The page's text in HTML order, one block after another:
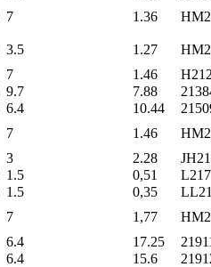
7 1.36
3.5 1.27
7 1.46
9.7 7.88
6.4 10.44
7 1.46
3 2.28
1.5 0,51
1.5 0,35
7 1,77
6.4 17.25
6.4 15.6